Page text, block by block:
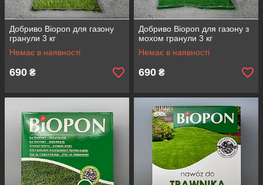
Добриво Biopon для газону
гранули 3 кг
Немає в наявності
690 ₴
Добриво Biopon для газону з
мохом гранули 3 кг
Немає в наявності
690 ₴